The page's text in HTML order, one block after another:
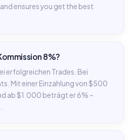
ensures you get the best
8%?
erfolgreichen Trades. Bei
Mit einer Einzahlung von $500
ab $1.000 beträgt er 6% –